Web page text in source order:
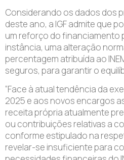
Considerando os dados dos
deste ano, a IGF admite que
um reforço do financiamento
instância, uma alteração
percentagem atribuída ao
seguros, para garantir o
“Face à atual tendência da
2025 e aos novos encargos
receita própria atualmente
ou contribuições relativas a
conforme estipulado na
revelar-se insuficiente para